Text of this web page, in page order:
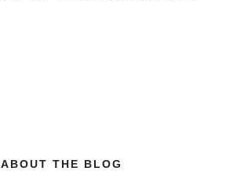
ABOUT THE BLOG